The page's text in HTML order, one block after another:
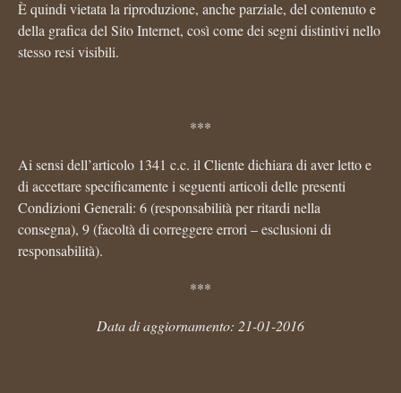
È quindi vietata la riproduzione, anche parziale, del contenuto e
della grafica del Sito Internet, così come dei segni distintivi nello
stesso resi visibili.
***
Ai sensi dell’articolo 1341 c.c. il Cliente dichiara di aver letto e
di accettare specificamente i seguenti articoli delle presenti
Condizioni Generali: 6 (responsabilità per ritardi nella
consegna), 9 (facoltà di correggere errori – esclusioni di
responsabilità).
***
Data di aggiornamento: 21-01-2016